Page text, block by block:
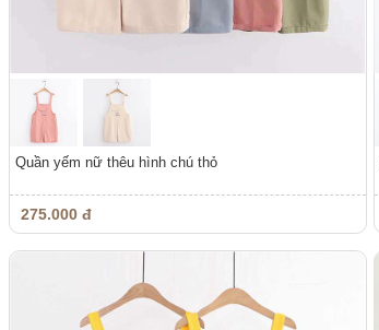
Quần yếm nữ thêu hình chú thỏ
275.000 đ